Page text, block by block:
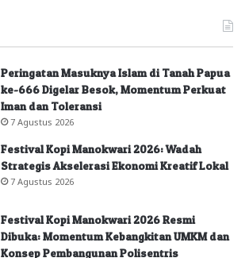
Peringatan Masuknya Islam di Tanah Papua
ke-666 Digelar Besok, Momentum Perkuat
Iman dan Toleransi
7 Agustus 2026
Festival Kopi Manokwari 2026: Wadah
Strategis Akselerasi Ekonomi Kreatif Lokal
7 Agustus 2026
Festival Kopi Manokwari 2026 Resmi
Dibuka: Momentum Kebangkitan UMKM dan
Konsep Pembangunan Polisentris